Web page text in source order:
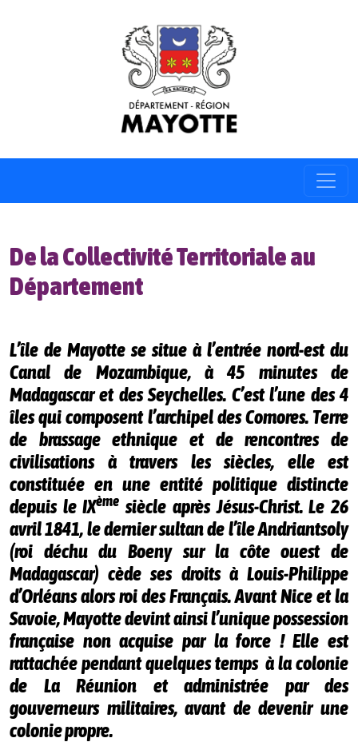
De la Collectivité Territoriale au
Département
L’île de Mayotte se situe à l’entrée nord-est du
Canal de Mozambique, à 45 minutes de
Madagascar et des Seychelles. C’est l’une des 4
îles qui composent l’archipel des Comores. Terre
de brassage ethnique et de rencontres de
civilisations à travers les siècles, elle est
constituée en une entité politique distincte
depuis le IXème siècle après Jésus-Christ. Le 26
avril 1841, le dernier sultan de l’île Andriantsoly
(roi déchu du Boeny sur la côte ouest de
Madagascar) cède ses droits à Louis-Philippe
d’Orléans alors roi des Français. Avant Nice et la
Savoie, Mayotte devint ainsi l’unique possession
française non acquise par la force ! Elle est
rattachée pendant quelques temps à la colonie
de La Réunion et administrée par des
gouverneurs militaires, avant de devenir une
colonie propre.